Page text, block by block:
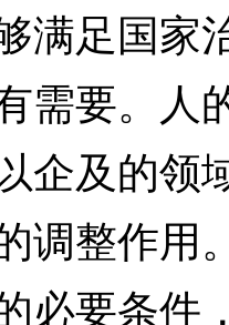
满足国家
需要。人
企及的领
调整作用
必要条件